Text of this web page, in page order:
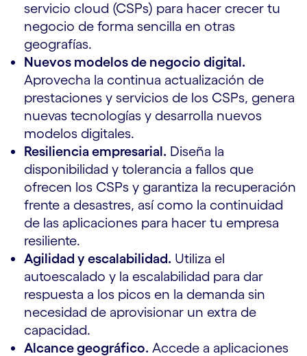
servicio cloud (CSPs) para hacer crecer tu
negocio de forma sencilla en otras
geografías.
Nuevos modelos de negocio digital.
Aprovecha la continua actualización de
prestaciones y servicios de los CSPs, genera
nuevas tecnologías y desarrolla nuevos
modelos digitales.
Resiliencia empresarial. Diseña la
disponibilidad y tolerancia a fallos que
ofrecen los CSPs y garantiza la recuperación
frente a desastres, así como la continuidad
de las aplicaciones para hacer tu empresa
resiliente.
Agilidad y escalabilidad. Utiliza el
autoescalado y la escalabilidad para dar
respuesta a los picos en la demanda sin
necesidad de aprovisionar un extra de
capacidad.
Alcance geográfico. Accede a aplicaciones